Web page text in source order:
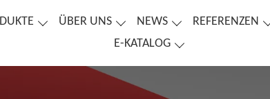
ÜBER UNS NEWS REFERENZEN
E-KATALOG